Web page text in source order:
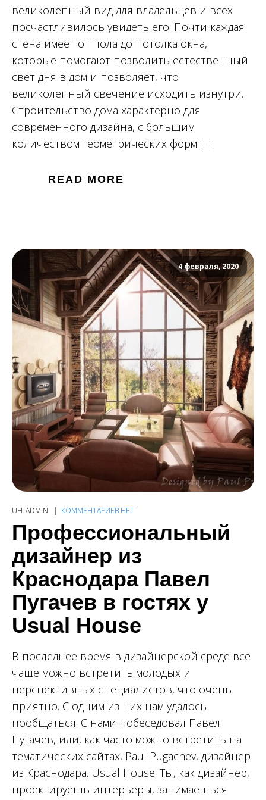
великолепный вид для владельцев и всех
посчастливилось увидеть его. Почти каждая
стена имеет от пола до потолка окна,
которые помогают позволить естественный
свет дня в дом и позволяет, что
великолепный свечение исходить изнутри.
Строительство дома характерно для
современного дизайна, с большим
количеством геометрических форм […]
READ MORE
4 февраля, 2020
UH_ADMIN КОММЕНТАРИЕВ НЕТ
Профессиональный
дизайнер из
Краснодара Павел
Пугачев в гостях у
Usual House
В последнее время в дизайнерской среде все
чаще можно встретить молодых и
перспективных специалистов, что очень
приятно. С одним из них нам удалось
пообщаться. С нами побеседовал Павел
Пугачев, или, как часто можно встретить на
тематических сайтах, Paul Pugachev, дизайнер
из Краснодара. Usual House: Ты, как дизайнер,
проектируешь интерьеры, занимаешься